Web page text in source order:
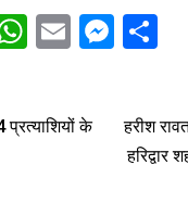
WhatsApp
Email
प्रत्याशियों के
हरीश
हरिद्वार